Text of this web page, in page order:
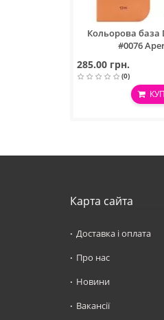
Кольорова база
#0076
285.00 грн.
(0)
Карта сайта
Доставка і оплата
Про нас
Новини
Вакансії